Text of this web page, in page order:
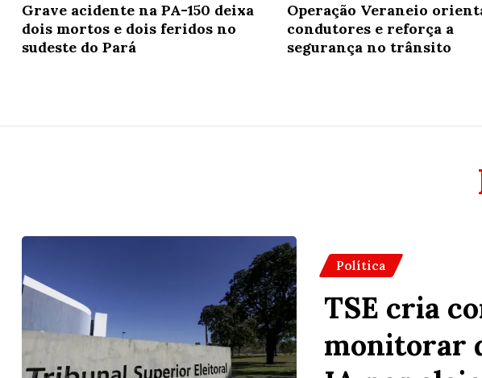
Grave acidente na PA-150 deixa
dois mortos e dois feridos no
sudeste do Pará
Operação Veraneio
condutores e reforça a
segurança no trânsito
Política
TSE cria
monitorar